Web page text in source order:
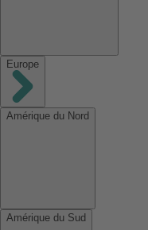
Europe
Amérique du Nord
Amérique du Sud